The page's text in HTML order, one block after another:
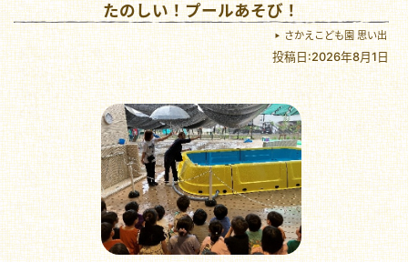
たのしい！プールあそび！
さかえこども園 思い出
投稿日:2026年8月1日